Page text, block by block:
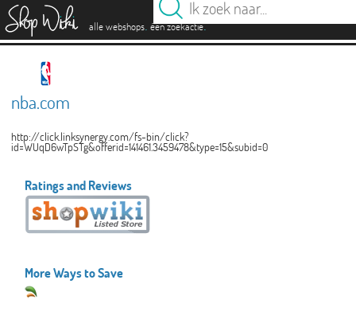
alle webshops. één zoekactie.
nba.com
http://click.linksynergy.com/fs-bin/click?
id=WUqD6wTpSTg&offerid=141461.3459478&type=15&subid=0
Ratings and Reviews
More Ways to Save